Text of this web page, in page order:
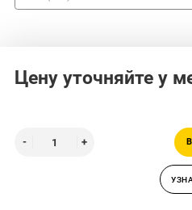
Цену уточняйте у